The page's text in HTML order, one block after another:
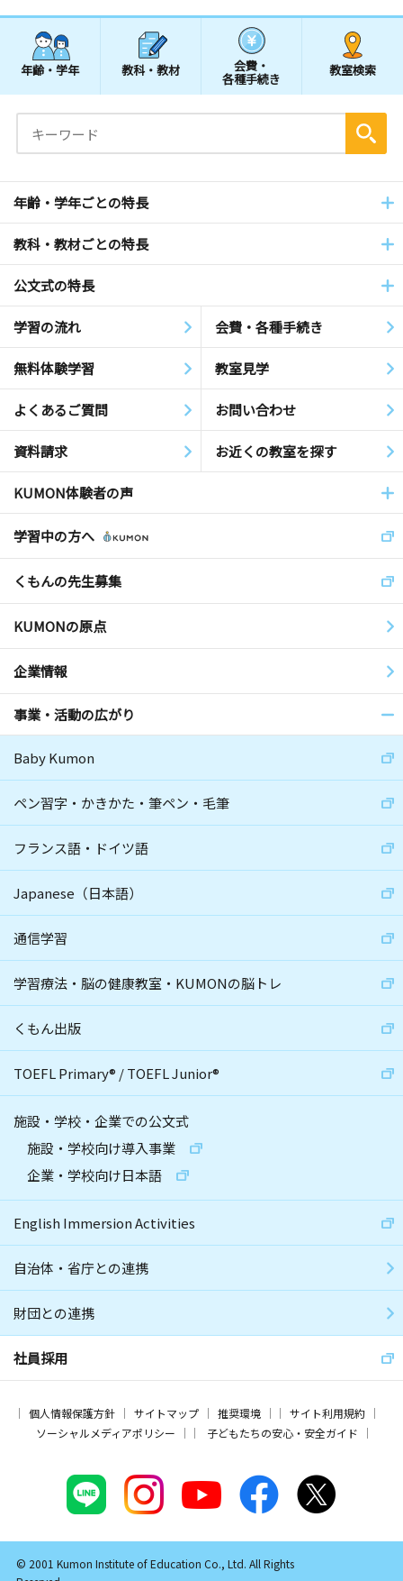
年齢・学年 教科・教材 会費・
各種手続き
教室検索
年齢・学年ごとの特長
教科・教材ごとの特長
公文式の特長
学習の流れ 会費・各種手続き
無料体験学習 教室見学
よくあるご質問 お問い合わせ
資料請求 お近くの教室を探す
KUMON体験者の声
学習中の方へ
くもんの先生募集
KUMONの原点
企業情報
事業・活動の広がり
Baby Kumon
ペン習字・かきかた・筆ペン・毛筆
フランス語・ドイツ語
Japanese（日本語）
通信学習
学習療法・脳の健康教室・KUMONの脳トレ
くもん出版
TOEFL Primary® /TOEFL Junior®
施設・学校・企業での公文式
施設・学校向け導入事業
企業・学校向け日本語
English Immersion Activities
自治体・省庁との連携
財団との連携
社員採用
個人情報保護方針 サイトマップ 推奨環境
サイト利用規約
ソーシャルメディアポリシー
子どもたちの安心・安全ガイド
© 2001 Kumon Institute of Education Co., Ltd. All Rights